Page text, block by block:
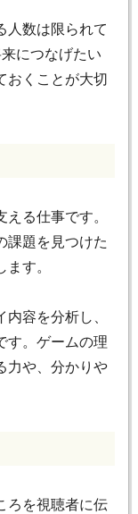
人数は限られて
につなげたい
おくことが大切
る仕事です。
課題を見つけた
す。
容を分析し、
す。ゲームの理
力や、分かりや
ろを視聴者に伝